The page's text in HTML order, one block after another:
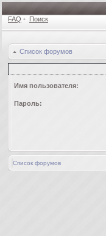
FAQ • Поиск
Список форумов
Имя пользователя:
Пароль:
Список форумов